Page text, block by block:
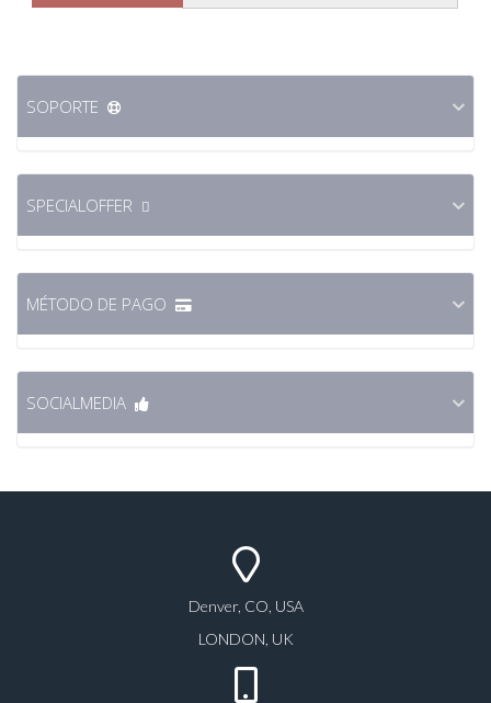
Denver, CO, USA
LONDON, UK